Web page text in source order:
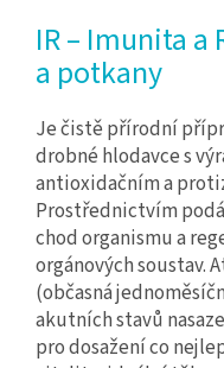
IR – Imunita a
a potkany
Je čistě přírodní
drobné hlodavce s
antioxidačním a
Prostřednictvím
chod organismu a
orgánových soustav.
(občasná
akutních stavů
pro dosažení co